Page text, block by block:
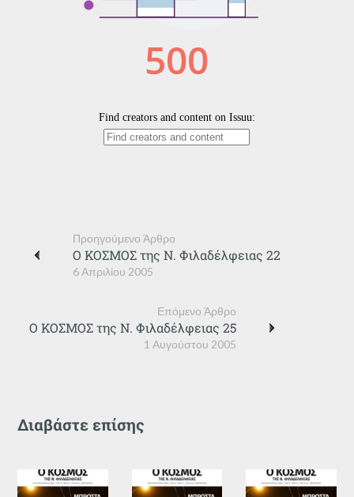
Προηγούμενο Άρθρο
6 Απριλίου 2005
Ο ΚΟΣΜΟΣ της Ν. Φιλαδέλφειας 22
Επόμενο Άρθρο
1 Αυγούστου 2005
Ο ΚΟΣΜΟΣ της Ν. Φιλαδέλφειας 25
Διαβάστε επίσης